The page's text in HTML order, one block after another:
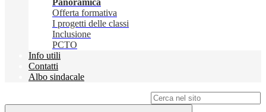
Panoramica
Offerta formativa
I progetti delle classi
Inclusione
PCTO
Info utili
Contatti
Albo sindacale